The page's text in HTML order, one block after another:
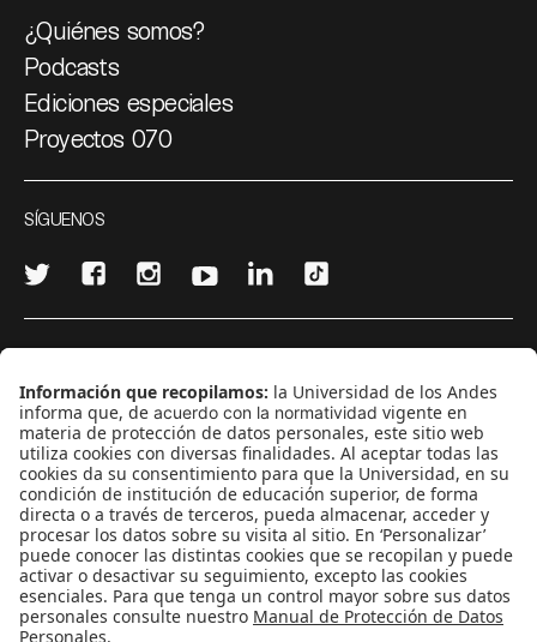
¿Quiénes somos?
Podcasts
Ediciones especiales
Proyectos 070
SÍGUENOS
CONTÁCTANOS
cerosetenta@uniandes.edu.co
BOGOTÁ, COLOMBIA
NEWSLETTER